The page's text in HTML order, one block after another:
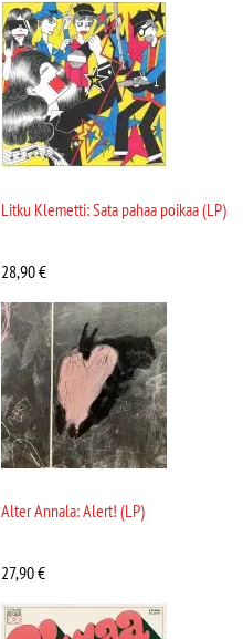
Litku Klemetti: Sata pahaa poikaa (LP)
28,90€
Alter Annala: Alert! (LP)
27,90€